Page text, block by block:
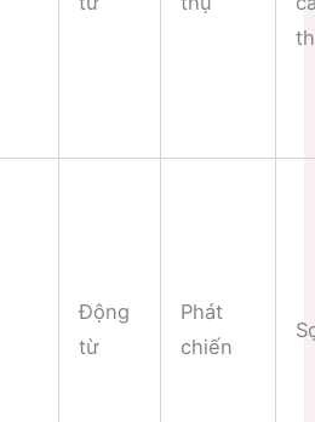
Động
từ
Phát
chiến